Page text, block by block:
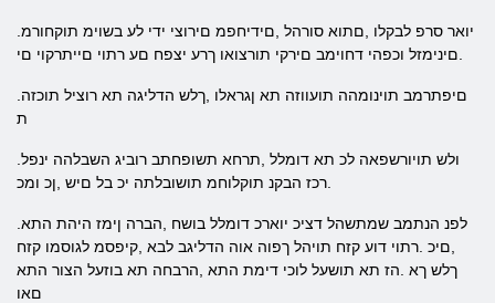
.םינימזל וכפהי דחוימב םירקי תורצואו ךרע יצפח םע רתוי םייתרקוי םי
ת
.רכז הבקנ תוקלוחמ תושובלתה יכ בל םיש ,ןכ ומכ
,םיכ .רתוי דוע קזח תויהל ךפוה אוה הדליגב לבא ,קיפסמ לגוסמו קזח
ךלש ךא .הז תא תושעל לוכי דימת התא ,הרבחה תא בוזעל הצור התא
םאו